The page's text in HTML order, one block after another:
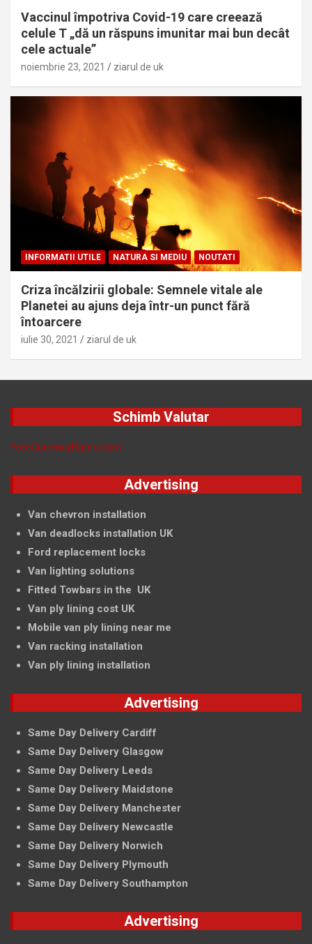
Vaccinul împotriva Covid-19 care creează
celule T „dă un răspuns imunitar mai bun decât
cele actuale”
noiembrie 23, 2021 ziarul de uk
INFORMATII UTILE NATURA SI MEDIU NOUTATI
Criza încălzirii globale: Semnele vitale ale
Planetei au ajuns deja într-un punct fără
întoarcere
iulie 30, 2021 ziarul de uk
Schimb Valutar
FreeCurrencyRates.com
Advertising
Van chevron installation
Van deadlocks installation UK
Ford replacement locks
Van lighting solutions
Fitted Towbars in the UK
Van ply lining cost UK
Mobile van ply lining near me
Van racking installation
Van ply lining installation
Advertising
Same Day Delivery Cardiff
Same Day Delivery Glasgow
Same Day Delivery Leeds
Same Day Delivery Maidstone
Same Day Delivery Manchester
Same Day Delivery Newcastle
Same Day Delivery Norwich
Same Day Delivery Plymouth
Same Day Delivery Southampton
Advertising